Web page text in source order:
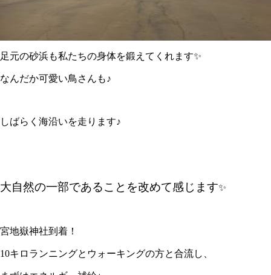
足元の砂浜も私たちの身体を鍛えてくれます✨
なんだか可愛い鳥さんも♪
しばらく海沿いを走ります♪
大自然の一部であることを改めて感じます✨
宮地嶽神社到着！
10キロランニングとウォーキングの方と合流し、